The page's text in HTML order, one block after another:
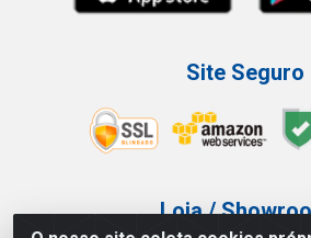
Site Seguro
Loja /